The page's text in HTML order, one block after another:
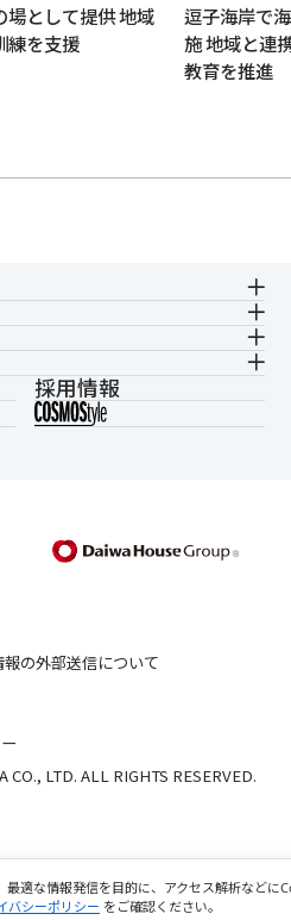
として提供 地域
練を支援
逗子海岸で
施 地域と連
教育を推進
採用情報
の外部送信について
LTD. ALL RIGHTS RESERVED.
最適な情報発信を目的に、アクセス解析などに
バシーポリシー をご確認ください。